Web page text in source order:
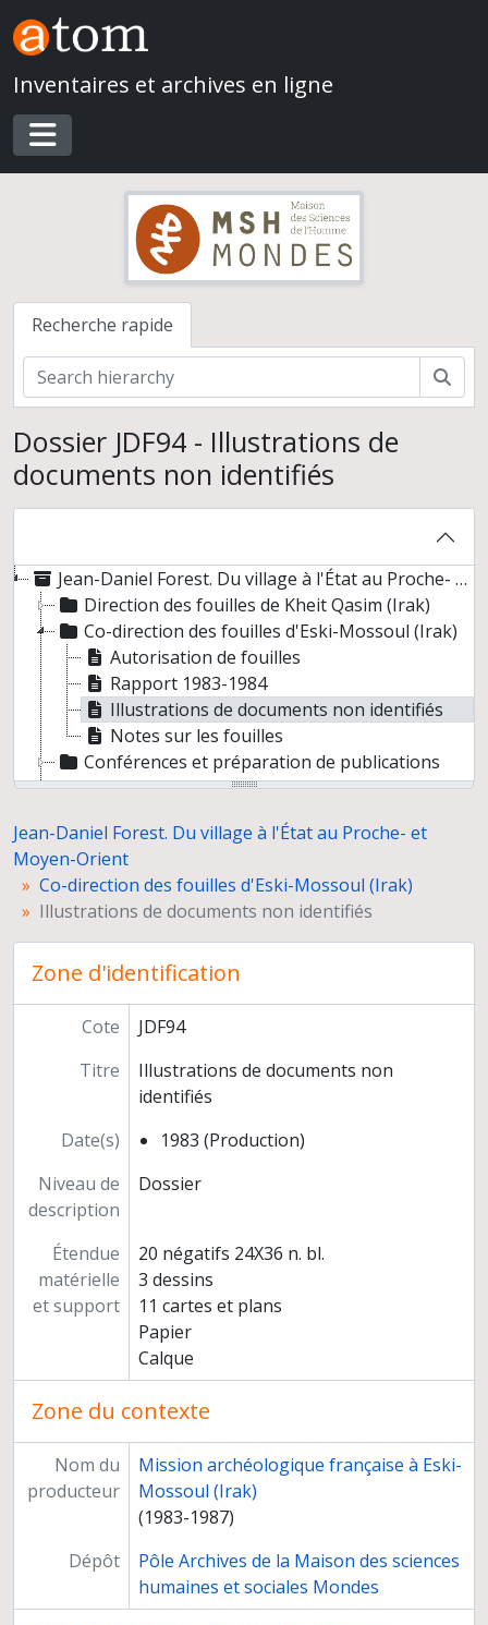
Skip to main content
Inventaires et archives en ligne
Toggle navigation
Recherche rapide
Dossier JDF94 - Illustrations de
documents non identifiés
Jean-Daniel Forest. Du village à l'État au Proche- et Moyen-Orient
Direction des fouilles de Kheit Qasim (Irak)
Co-direction des fouilles d'Eski-Mossoul (Irak)
Autorisation de fouilles
Rapport 1983-1984
Illustrations de documents non identifiés
Notes sur les fouilles
Conférences et préparation de publications
Documentation
Enseignement
Etudes et carrière
Jean-Daniel Forest. Du village à l'État au Proche- et
Moyen-Orient
Co-direction des fouilles d'Eski-Mossoul (Irak)
Illustrations de documents non identifiés
Zone d'identification
Cote
JDF94
Titre
Illustrations de documents non
identifiés
Date(s)
1983 (Production)
Niveau de
description
Dossier
Étendue
matérielle
et support
20 négatifs 24X36 n. bl.
3 dessins
11 cartes et plans
Papier
Calque
Zone du contexte
Nom du
producteur
Mission archéologique française à Eski-
Mossoul (Irak)
(1983-1987)
Dépôt
Pôle Archives de la Maison des sciences
humaines et sociales Mondes